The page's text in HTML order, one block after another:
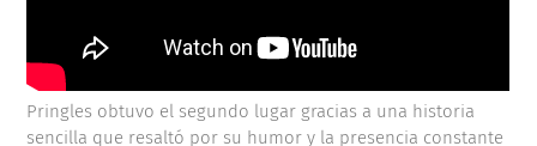
Pringles obtuvo el segundo lugar gracias a una historia
sencilla que resaltó por su humor y la presencia constante